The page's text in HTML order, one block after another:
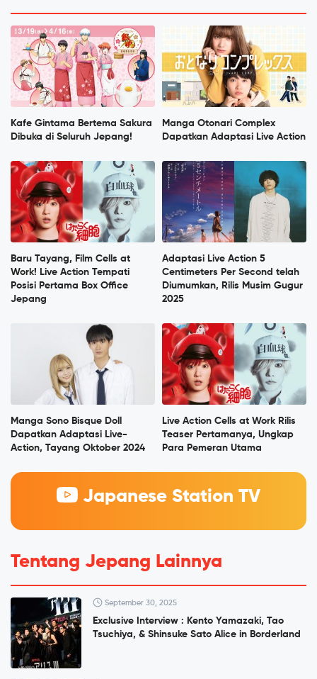
Kafe Gintama Bertema Sakura
Dibuka di Seluruh Jepang!
Manga Otonari Complex
Dapatkan Adaptasi Live Action
Baru Tayang, Film Cells at
Work! Live Action Tempati
Posisi Pertama Box Office
Jepang
Adaptasi Live Action 5
Centimeters Per Second telah
Diumumkan, Rilis Musim Gugur
2025
Manga Sono Bisque Doll
Dapatkan Adaptasi Live-
Action, Tayang Oktober 2024
Live Action Cells at Work Rilis
Teaser Pertamanya, Ungkap
Para Pemeran Utama
Japanese Station TV
Tentang Jepang Lainnya
September 30, 2025
Exclusive Interview : Kento Yamazaki, Tao
Tsuchiya, & Shinsuke Sato Alice in Borderland